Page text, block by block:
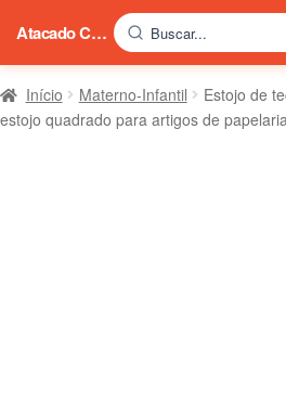
Início Materno-Infantil
Estojo de
estojo quadrado para artigos de
Atacado China Buscar...